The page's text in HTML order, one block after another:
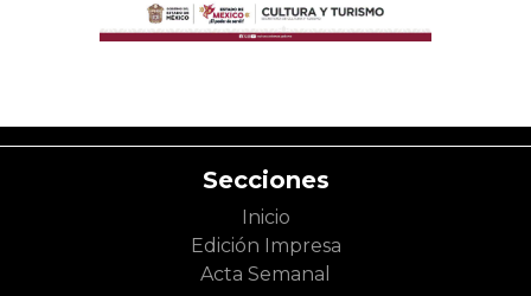
Secciones
Inicio
Edición Impresa
Acta Semanal